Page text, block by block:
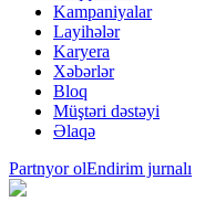
Kampaniyalar
Layihələr
Karyera
Xəbərlər
Bloq
Müştəri dəstəyi
Əlaqə
Partnyor olEndirim jurnalı